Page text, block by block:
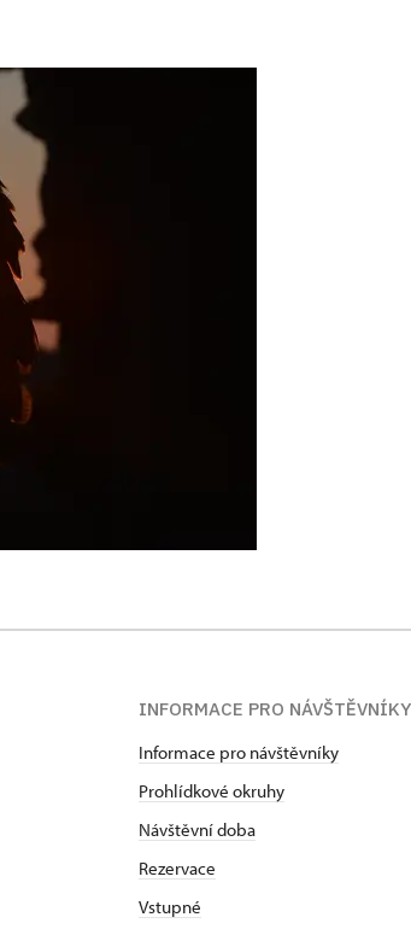
INFORMACE PRO NÁVŠTĚVNÍKY
Informace pro návštěvníky
Prohlídkové okruhy
Návštěvní doba
Rezervace
Vstupné